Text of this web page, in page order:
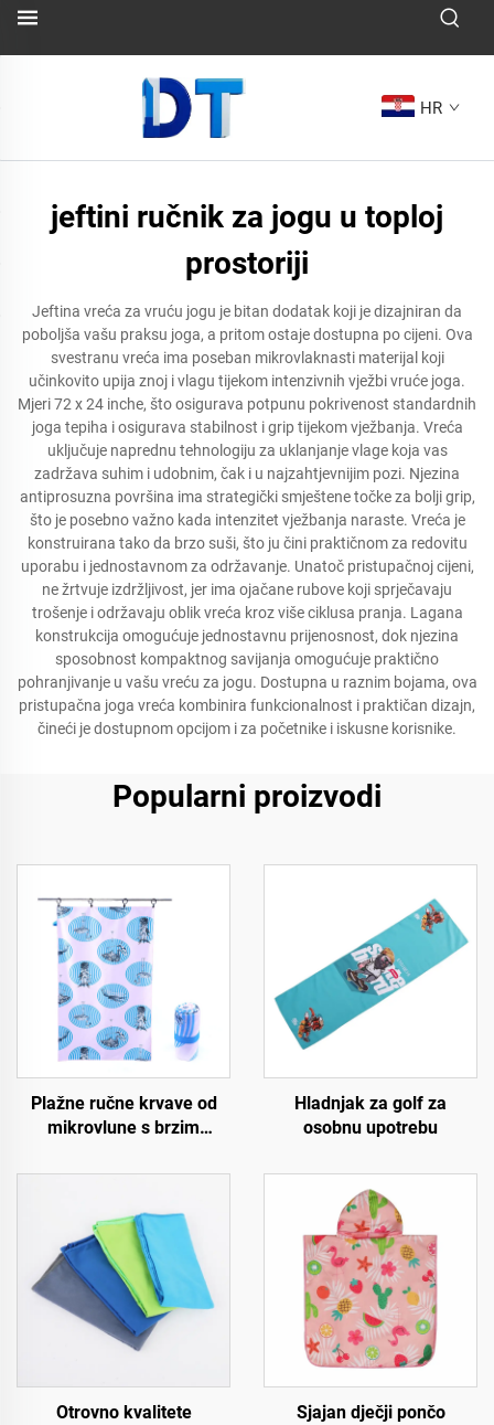
HR
jeftini ručnik za jogu u toploj
prostoriji
Jeftina vreća za vruću jogu je bitan dodatak koji je dizajniran da
poboljša vašu praksu joga, a pritom ostaje dostupna po cijeni. Ova
svestranu vreća ima poseban mikrovlaknasti materijal koji
učinkovito upija znoj i vlagu tijekom intenzivnih vježbi vruće joga.
Mjeri 72 x 24 inche, što osigurava potpunu pokrivenost standardnih
joga tepiha i osigurava stabilnost i grip tijekom vježbanja. Vreća
uključuje naprednu tehnologiju za uklanjanje vlage koja vas
zadržava suhim i udobnim, čak i u najzahtjevnijim pozi. Njezina
antiprosuzna površina ima strategički smještene točke za bolji grip,
što je posebno važno kada intenzitet vježbanja naraste. Vreća je
konstruirana tako da brzo suši, što ju čini praktičnom za redovitu
uporabu i jednostavnom za održavanje. Unatoč pristupačnoj cijeni,
ne žrtvuje izdržljivost, jer ima ojačane rubove koji sprječavaju
trošenje i održavaju oblik vreća kroz više ciklusa pranja. Lagana
konstrukcija omogućuje jednostavnu prijenosnost, dok njezina
sposobnost kompaktnog savijanja omogućuje praktično
pohranjivanje u vašu vreću za jogu. Dostupna u raznim bojama, ova
pristupačna joga vreća kombinira funkcionalnost i praktičan dizajn,
čineći je dostupnom opcijom i za početnike i iskusne korisnike.
Popularni proizvodi
Plažne ručne krvave od
mikrovlune s brzim
Hladnjak za golf za
osobnu upotrebu
Otrovno kvalitete
Sjajan dječji pončo